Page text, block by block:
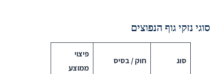
סוגי נזקי גוף הנפוצים
סוג חוק / בסיס
פיצוי
ממוצע